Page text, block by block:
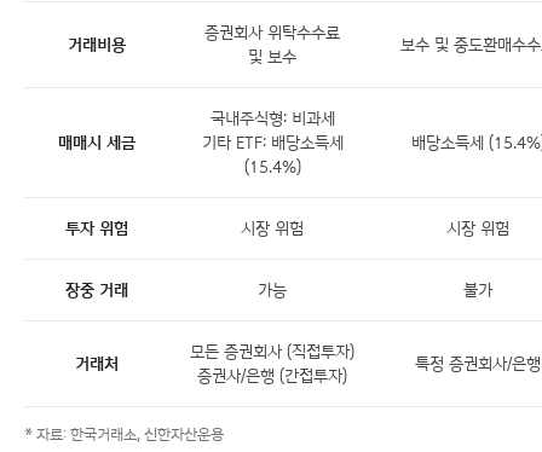
거래비용
증권회사 위탁수수료
및 보수
보수 및 중도환매수
매매시 세금
국내주식형: 비과세
기타 ETF: 배당소득세
(15.4%)
배당소득세
투자 위험 시장 위험 시장 위험
장중 거래 가능 불가
거래처
모든 증권회사 (직접투자)
증권사/은행 (간접투자)
특정 증권회사/은행
* 자료: 한국거래소, 신한자산운용